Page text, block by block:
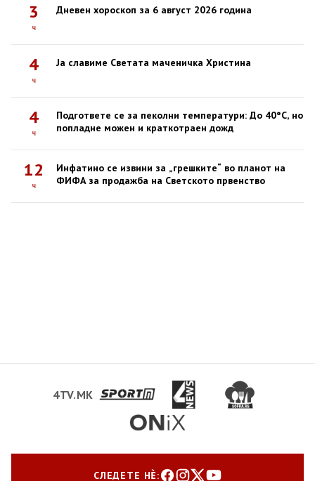
3
ч
Дневен хороскоп за 6 август 2026 година
4
ч
Ја славиме Светата маченичка Христина
4
ч
Подгответе се за пеколни температури: До 40°C, но
попладне можен и краткотраен дожд
12
ч
Инфатино се извини за „грешките“ во планот на
ФИФА за продажба на Светското првенство
4TV.MK
СЛЕДЕТЕ НЀ: